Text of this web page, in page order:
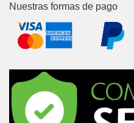
Nuestras formas de pago